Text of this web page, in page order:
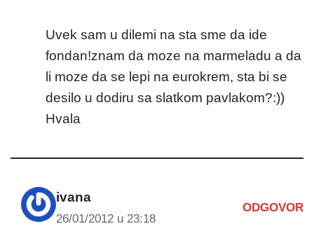
Uvek sam u dilemi na sta sme da ide
fondan!znam da moze na marmeladu a da
li moze da se lepi na eurokrem, sta bi se
desilo u dodiru sa slatkom pavlakom?:))
Hvala
ivana
26/01/2012 u 23:18
ODGOVOR